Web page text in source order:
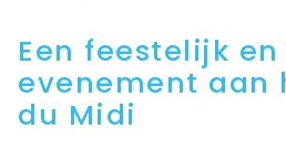
Een feestelijk
evenement aan
du Midi